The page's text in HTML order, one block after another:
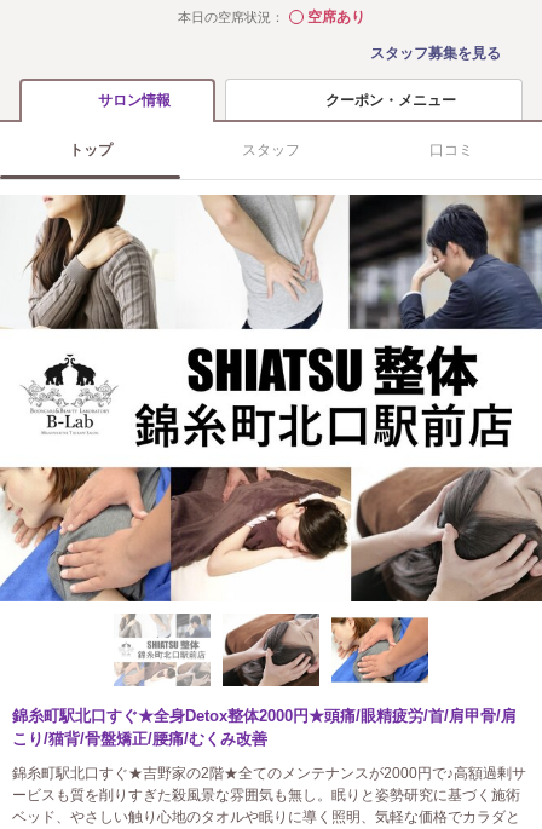
本日の空席状況： ◯空席あり
スタッフ募集を見る
サロン情報 クーポン・メニュー
トップ スタッフ 口コミ
錦糸町駅北口すぐ★全身Detox整体2000円★頭痛/眼精疲労/首/肩甲骨/肩
こり/猫背/骨盤矯正/腰痛/むくみ改善
錦糸町駅北口すぐ★吉野家の2階★全てのメンテナンスが2000円で♪高額過剰サ
ービスも質を削りすぎた殺風景な雰囲気も無し。眠りと姿勢研究に基づく施術
ベッド、やさしい触り心地のタオルや眠りに導く照明、気軽な価格でカラダと